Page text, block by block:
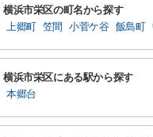
横浜市栄区の町名から探す
上郷町 笠間 小菅ケ谷 飯島町
横浜市栄区にある駅から探す
本郷台